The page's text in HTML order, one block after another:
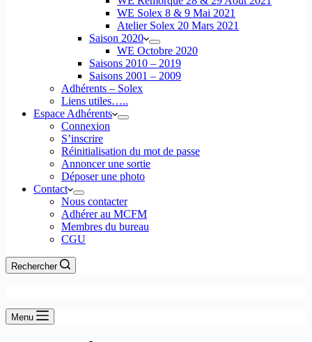
WE Solex 8 & 9 Mai 2021
Atelier Solex 20 Mars 2021
Saison 2020
WE Octobre 2020
Saisons 2010 – 2019
Saisons 2001 – 2009
Adhérents – Solex
Liens utiles…..
Espace Adhérents
Connexion
S’inscrire
Réinitialisation du mot de passe
Annoncer une sortie
Déposer une photo
Contact
Nous contacter
Adhérer au MCFM
Membres du bureau
CGU
Rechercher
Menu